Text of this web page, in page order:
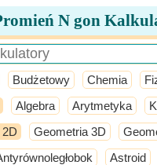
N gon
Budżetowy Chemia
Algebra Arytmetyka
Geometria 3D
Astroid